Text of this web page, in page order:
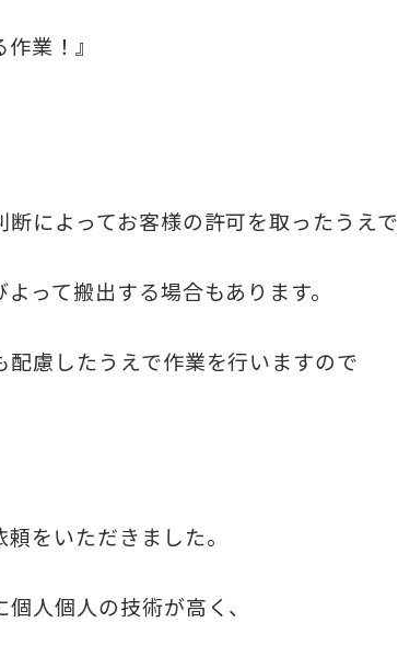
業！』
によってお客様の許可を取ったうえで
って搬出する場合もあります。
慮したうえで作業を行いますので
をいただきました。
人個人の技術が高く、